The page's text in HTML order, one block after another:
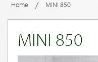
Home / MINI 850
MINI 850